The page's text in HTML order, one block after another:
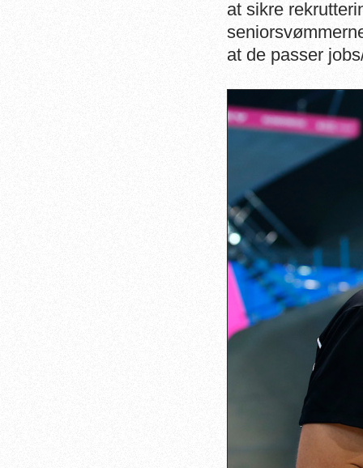
at sikre
at de passer